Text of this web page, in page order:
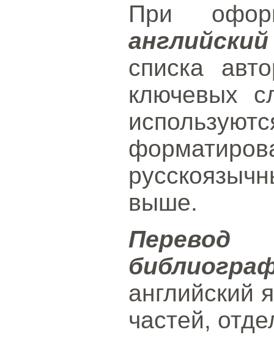
При
списка
ключевых
выше.
английский
частей,